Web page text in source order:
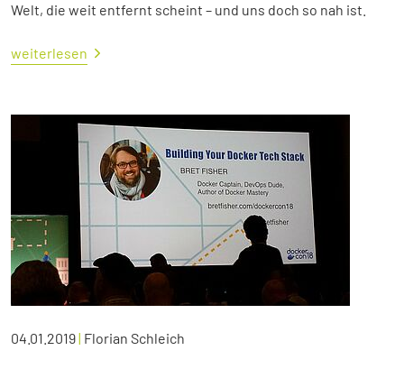
Welt, die weit entfernt scheint – und uns doch so nah ist.
weiterlesen
04.01.2019| Florian Schleich